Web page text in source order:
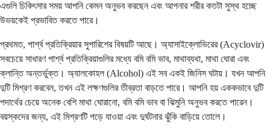
এগুলি চিকিৎসার সময় আপনি কেমন অনুভব করছেন এবং আপনার শরীর কতটা সুস্থ হচ্ছে
উভয়কেই প্রভাবিত করতে পারে।
প্রথমত, পার্শ্ব প্রতিক্রিয়ার সুপারিশের বিষয়টি আছে। অ্যাসাইক্লোভিরের (Acyclovir)
সবচেয়ে সাধারণ পার্শ্ব প্রতিক্রিয়াগুলির মধ্যে বমি বমি ভাব, মাথাব্যথা, মাথা ঘোরা এবং
ক্লান্তি অন্তর্ভুক্ত। অ্যালকোহল (Alcohol) এই সব একই জিনিস ঘটায়। যখন আপনি
দুটি মিশ্রণ করবেন, তখন এই লক্ষণগুলির তীব্রতা বাড়তে পারে। আপনি হয় এককভাবে দুটি
পদার্থের চেয়ে অনেক বেশি মাথা ঘোরানো, বমি বমি ভাব বা ঝিমুনি অনুভব করতে পারেন।
বয়স্কদের জন্য, এই মিশ্রণটি পড়ে যাওয়া এবং দুর্ঘটনার ঝুঁকি বাড়িয়ে তোলে।